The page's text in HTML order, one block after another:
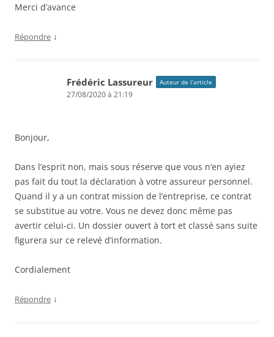
Merci d’avance
Répondre ↓
Frédéric Lassureur Auteur de l’article
27/08/2020 à 21:19
Bonjour,
Dans l’esprit non, mais sous réserve que vous n’en ayiez
pas fait du tout la déclaration à votre assureur personnel.
Quand il y a un contrat mission de l’entreprise, ce contrat
se substitue au votre. Vous ne devez donc même pas
avertir celui-ci. Un dossier ouvert à tort et classé sans suite
figurera sur ce relevé d’information.
Cordialement
Répondre ↓